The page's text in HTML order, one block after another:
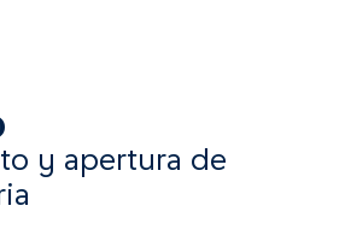
y apertura de